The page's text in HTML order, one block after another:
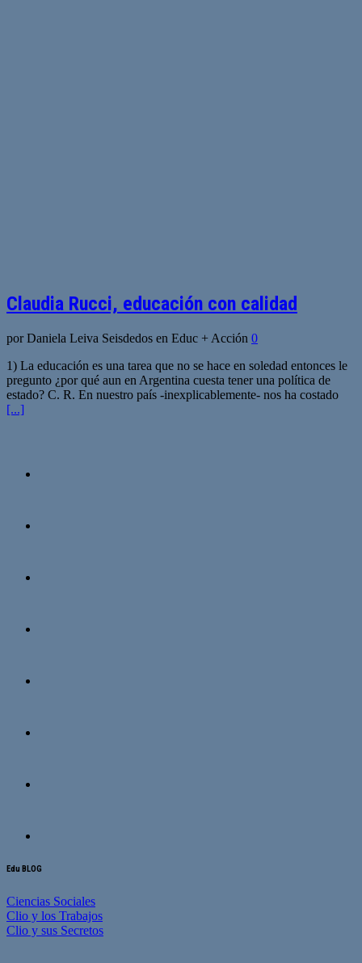
Claudia Rucci, educación con calidad
por Daniela Leiva Seisdedos en Educ + Acción 0
1) La educación es una tarea que no se hace en soledad entonces le
pregunto ¿por qué aun en Argentina cuesta tener una política de
estado? C. R. En nuestro país -inexplicablemente- nos ha costado
[...]
Edu BLOG
Ciencias Sociales
Clio y los Trabajos
Clio y sus Secretos